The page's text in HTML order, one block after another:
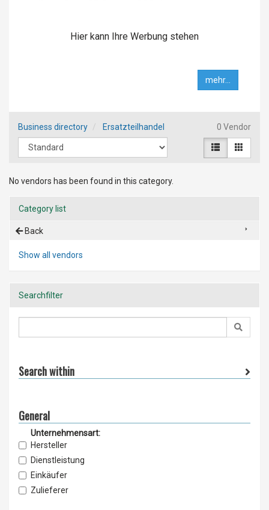
Hier kann Ihre Werbung stehen
mehr...
Business directory Ersatzteilhandel 0 Vendor
No vendors has been found in this category.
Category list
Back
Show all vendors
Searchfilter
Search within
General
Unternehmensart:
Hersteller
Dienstleistung
Einkäufer
Zulieferer